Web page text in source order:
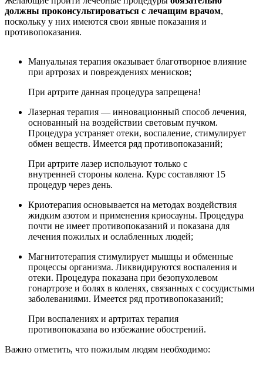
должны проконсультироваться с лечащим врачом,
поскольку у них имеются свои явные показания и
противопоказания.
Мануальная терапия оказывает благотворное влияние
при артрозах и повреждениях менисков;
При артрите данная процедура запрещена!
Лазерная терапия — инновационный способ лечения,
основанный на воздействии световым пучком.
Процедура устраняет отеки, воспаление, стимулирует
обмен веществ. Имеется ряд противопоказаний;
При артрите лазер используют только с
внутренней стороны колена. Курс составляют 15
процедур через день.
Криотерапия основывается на методах воздействия
жидким азотом и применения криосауны. Процедура
почти не имеет противопоказаний и показана для
лечения пожилых и ослабленных людей;
Магнитотерапия стимулирует мышцы и обменные
процессы организма. Ликвидируются воспаления и
отеки. Процедура показана при безопухолевом
гонартрозе и болях в коленях, связанных с сосудистыми
заболеваниями. Имеется ряд противопоказаний;
При воспалениях и артритах терапия
противопоказана во избежание обострений.
Важно отметить, что пожилым людям необходимо: